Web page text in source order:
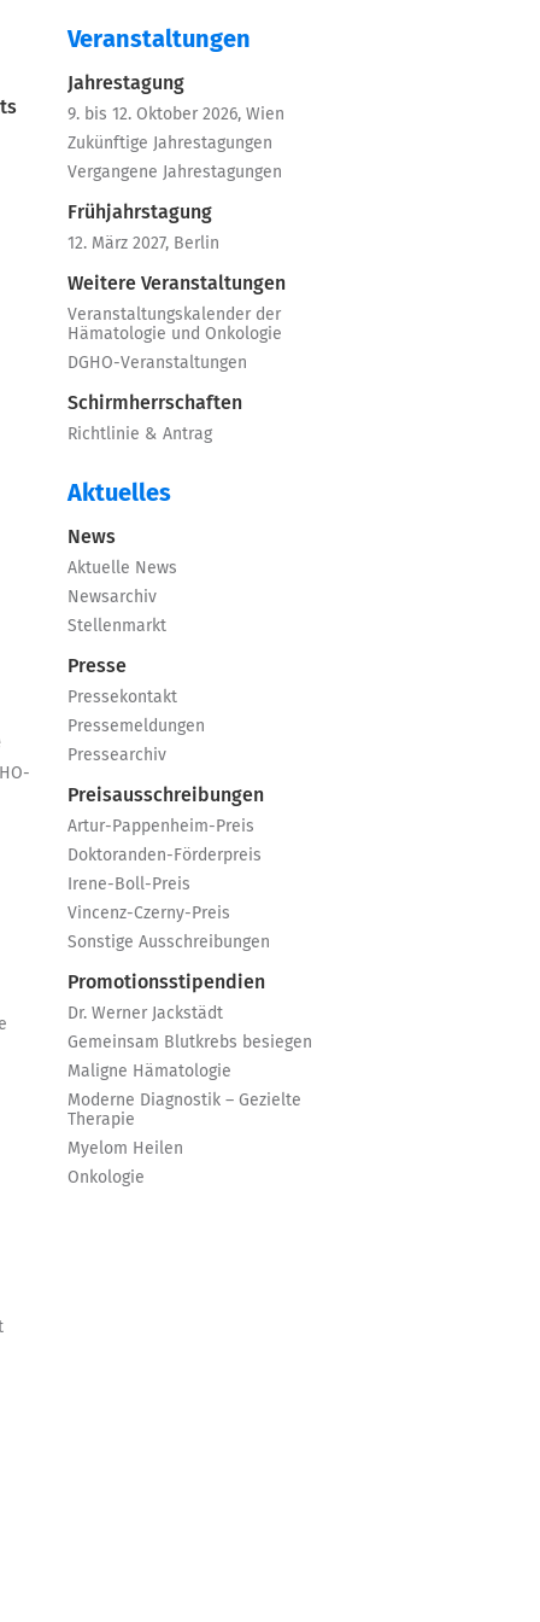
Veranstaltungen
Jahrestagung
9. bis 12. Oktober 2026, Wien
Zukünftige Jahrestagungen
Vergangene Jahrestagungen
Frühjahrstagung
12. März 2027, Berlin
Weitere Veranstaltungen
Veranstaltungskalender der
Hämatologie und Onkologie
DGHO-Veranstaltungen
Schirmherrschaften
Richtlinie & Antrag
Aktuelles
News
Aktuelle News
Newsarchiv
Stellenmarkt
Presse
Pressekontakt
Pressemeldungen
Pressearchiv
Preisausschreibungen
Artur-Pappenheim-Preis
Doktoranden-Förderpreis
Irene-Boll-Preis
Vincenz-Czerny-Preis
Sonstige Ausschreibungen
Promotionsstipendien
Dr. Werner Jackstädt
Gemeinsam Blutkrebs besiegen
Maligne Hämatologie
Moderne Diagnostik – Gezielte
Therapie
Myelom Heilen
Onkologie